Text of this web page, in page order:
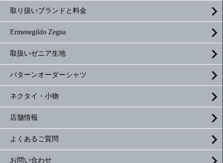
取り扱いブランドと料金
Ermenegildo Zegna
取扱いゼニア生地
パターンオーダーシャツ
ネクタイ・小物
店舗情報
よくあるご質問
お問い合わせ